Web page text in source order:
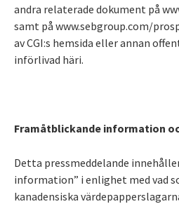
andra relaterade dokument på
samt på www.sebgroup.com/
av CGI:s hemsida eller annan
införlivad häri.
Framåtblickande information
Detta pressmeddelande
information” i enlighet med vad
kanadensiska